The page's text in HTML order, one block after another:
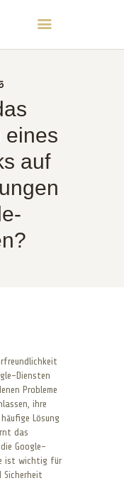
eines
auf
Diensten
Probleme
ihre
Lösung
das
Google-
ist wichtig für
Sicherheit